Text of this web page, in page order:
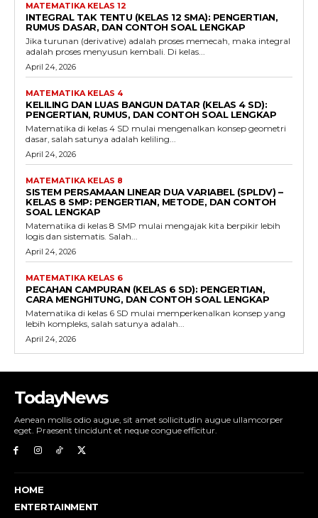
MATEMATIKA KELAS 12
INTEGRAL TAK TENTU (KELAS 12 SMA): PENGERTIAN,
RUMUS DASAR, DAN CONTOH SOAL LENGKAP
Jika turunan (derivative) adalah proses memecah, maka integral
adalah proses menyusun kembali. Di kelas...
April 24, 2026
MATEMATIKA KELAS 4
KELILING DAN LUAS BANGUN DATAR (KELAS 4 SD):
PENGERTIAN, RUMUS, DAN CONTOH SOAL LENGKAP
Matematika di kelas 4 SD mulai mengenalkan konsep geometri
dasar, salah satunya adalah keliling...
April 24, 2026
MATEMATIKA KELAS 8
SISTEM PERSAMAAN LINEAR DUA VARIABEL (SPLDV) –
KELAS 8 SMP: PENGERTIAN, METODE, DAN CONTOH
SOAL LENGKAP
Matematika di kelas 8 SMP mulai mengajak kita berpikir lebih
logis dan sistematis. Salah...
April 24, 2026
MATEMATIKA KELAS 6
PECAHAN CAMPURAN (KELAS 6 SD): PENGERTIAN,
CARA MENGHITUNG, DAN CONTOH SOAL LENGKAP
Matematika di kelas 6 SD mulai memperkenalkan konsep yang
lebih kompleks, salah satunya adalah...
April 24, 2026
TodayNews
Aenean mollis odio augue, sit amet sollicitudin augue ullamcorper
eget. Praesent tincidunt et neque congue efficitur.
HOME
ENTERTAINMENT